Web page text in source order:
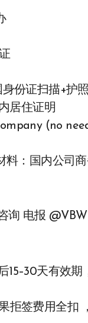
份证扫描+护
居住证明
(no
料：国内公司
询 电报
天有效
拒签费用全扣